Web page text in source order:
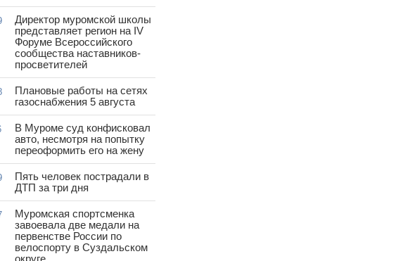
Директор муромской школы
представляет регион на IV
Форуме Всероссийского
сообщества наставников-
просветителей
Плановые работы на сетях
газоснабжения 5 августа
В Муроме суд конфисковал
авто, несмотря на попытку
переоформить его на жену
Пять человек пострадали в
ДТП за три дня
Муромская спортсменка
завоевала две медали на
первенстве России по
велоспорту в Суздальском
округе